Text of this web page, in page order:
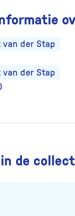
van der Stap
van der Stap
de